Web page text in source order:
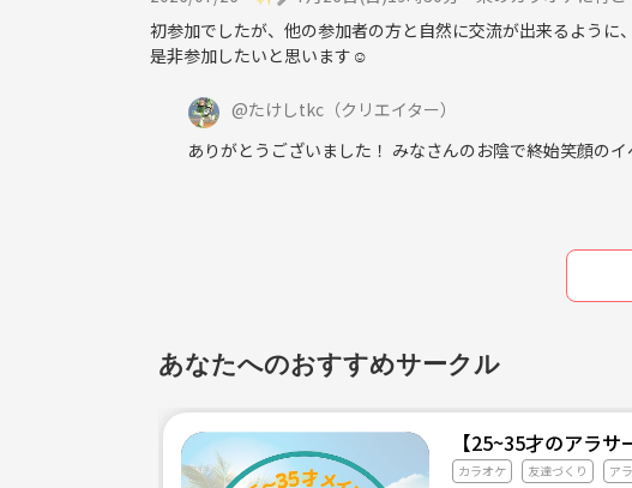
初参加でしたが、他の参加者の方と自然に交流が出来るよう
是非参加したいと思います☺️
@たけしtkc （クリエイター）
ありがとうございました！ みなさんのお陰で終始笑顔の
あなたへのおすすめサークル
【25~35才のアラ
カラオケ 友達づくり ア